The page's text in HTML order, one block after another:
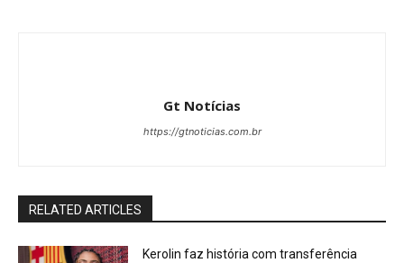
Gt Notícias
https://gtnoticias.com.br
RELATED ARTICLES
Kerolin faz história com transferência